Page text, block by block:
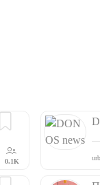
0.1K